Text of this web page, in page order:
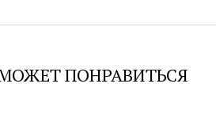
ПОНРАВИТЬСЯ